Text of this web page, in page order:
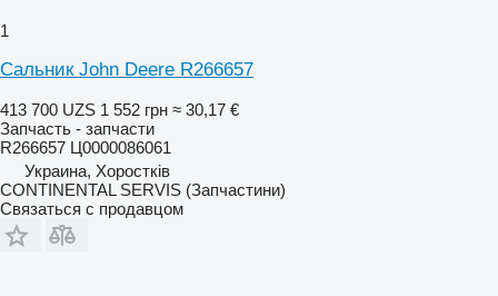
1
Сальник John Deere R266657
413 700 UZS 1 552 грн ≈ 30,17 €
Запчасть - запчасти
R266657 Ц0000086061
Украина, Хоростків
CONTINENTAL SERVIS (Запчастини)
Связаться с продавцом